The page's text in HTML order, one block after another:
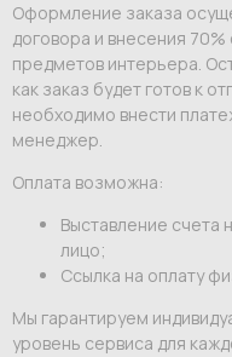
Оформление заказа
договора и внесения
предметов интерьера.
как заказ будет готов к
необходимо внести
менеджер.
Оплата возможна:
Выставление счета
лицо;
Ссылка на оплату
Мы гарантируем
уровень сервиса для